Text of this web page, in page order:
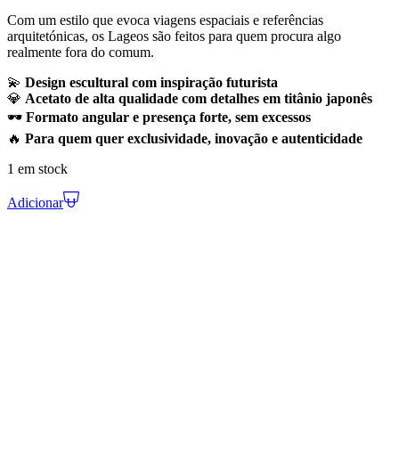
Com um estilo que evoca viagens espaciais e referências
arquitetónicas, os Lageos são feitos para quem procura algo
realmente fora do comum.
💫 Design escultural com inspiração futurista
💎 Acetato de alta qualidade com detalhes em titânio japonês
🕶️ Formato angular e presença forte, sem excessos
🔥 Para quem quer exclusividade, inovação e autenticidade
1 em stock
Adicionar